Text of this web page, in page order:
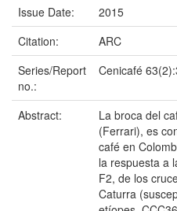
Issue Date:
2015
Citation:
ARC
Series/Report
no.:
Cenicafé
Abstract:
La broca del
(Ferrari), es
café en
la respuesta a
F2, de los
Caturra